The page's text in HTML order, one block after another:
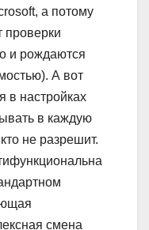
а потому
проверки
и рождаются
А вот
в настройках
в каждую
не разрешит.
смена